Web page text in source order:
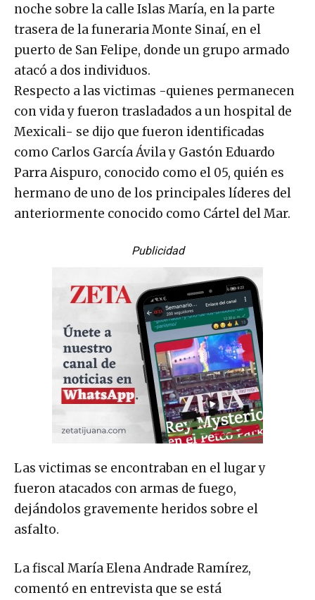
noche sobre la calle Islas María, en la parte
trasera de la funeraria Monte Sinaí, en el
puerto de San Felipe, donde un grupo armado
atacó a dos individuos.
Respecto a las victimas -quienes permanecen
con vida y fueron trasladados a un hospital de
Mexicali- se dijo que fueron identificadas
como Carlos García Ávila y Gastón Eduardo
Parra Aispuro, conocido como el 05, quién es
hermano de uno de los principales líderes del
anteriormente conocido como Cártel del Mar.
Publicidad
Las victimas se encontraban en el lugar y
fueron atacados con armas de fuego,
dejándolos gravemente heridos sobre el
asfalto.
La fiscal María Elena Andrade Ramírez,
comentó en entrevista que se está